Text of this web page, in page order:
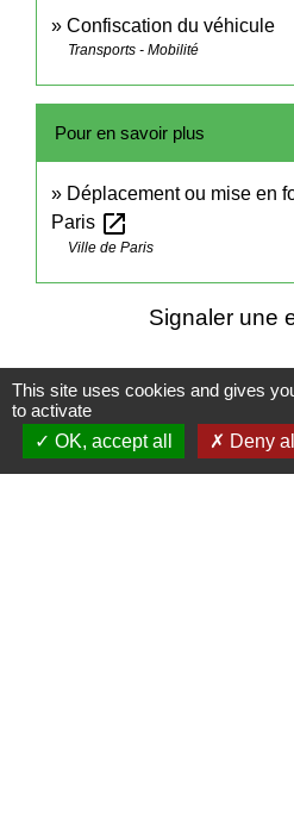
Confiscation du véhicule
Transports - Mobilité
Pour en savoir plus
Déplacement ou mise en
Paris open_in_new
Ville de Paris
Signaler une
This site uses cookies and gives
to activate
OK, accept all
Deny